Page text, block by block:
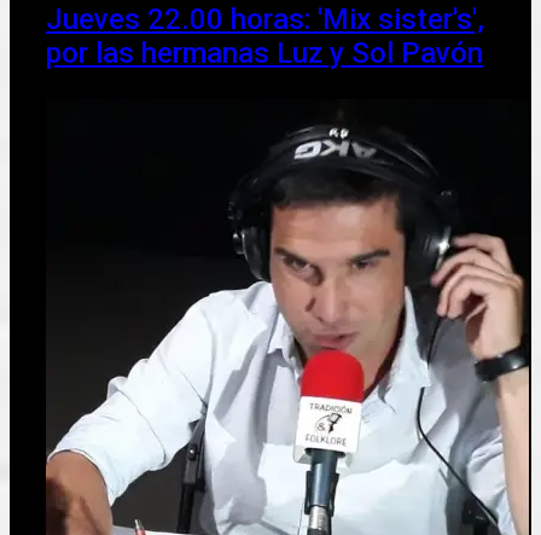
Jueves 22.00 horas: 'Mix sister's',
por las hermanas Luz y Sol Pavón